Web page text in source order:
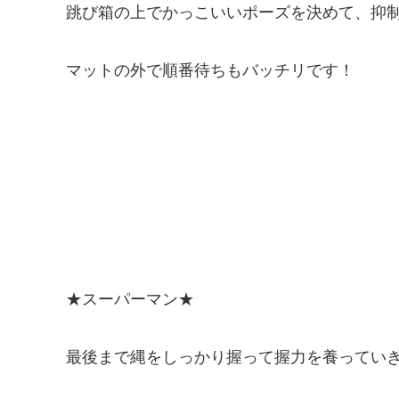
跳び箱の上でかっこいいポーズを決めて、抑
マットの外で順番待ちもバッチリです！
★スーパーマン★
最後まで縄をしっかり握って握力を養ってい